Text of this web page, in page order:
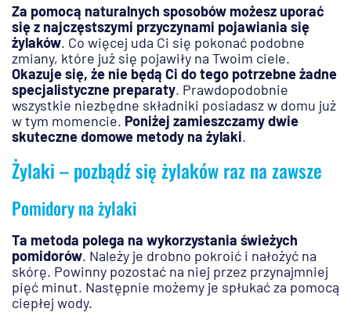
Za pomocą naturalnych sposobów możesz uporać
się z najczęstszymi przyczynami pojawiania się
żylaków. Co więcej uda Ci się pokonać podobne
zmiany, które już się pojawiły na Twoim ciele.
Okazuje się, że nie będą Ci do tego potrzebne żadne
specjalistyczne preparaty. Prawdopodobnie
wszystkie niezbędne składniki posiadasz w domu już
w tym momencie. Poniżej zamieszczamy dwie
skuteczne domowe metody na żylaki.
Żylaki – pozbądź się żylaków raz na zawsze
Pomidory na żylaki
Ta metoda polega na wykorzystania świeżych
pomidorów. Należy je drobno pokroić i nałożyć na
skórę. Powinny pozostać na niej przez przynajmniej
pięć minut. Następnie możemy je spłukać za pomocą
ciepłej wody.